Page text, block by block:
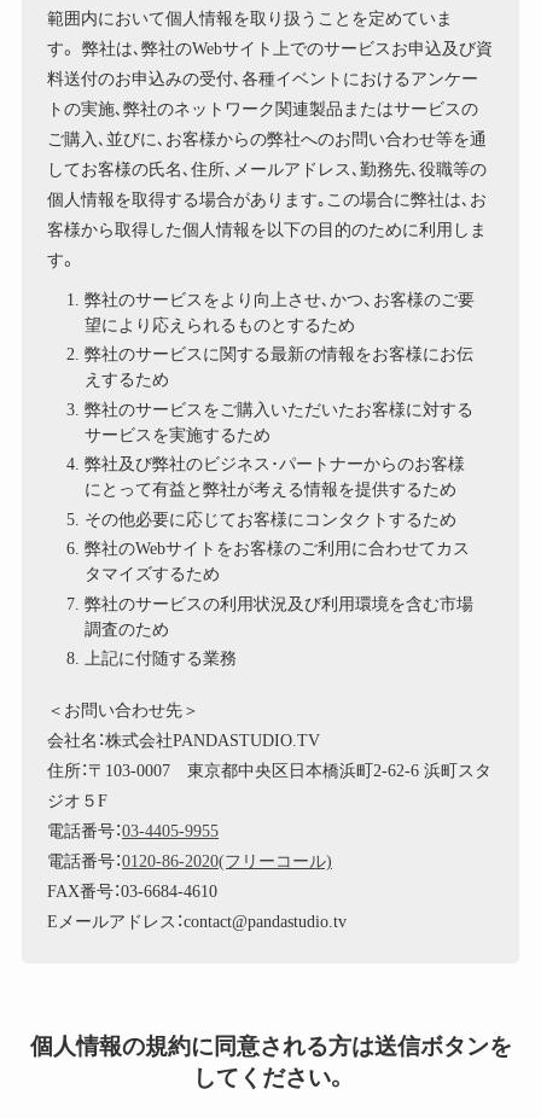
範囲内において個人情報を取り扱うことを定めていま
す。 弊社は､弊社のWebサイト上でのサービスお申込及び資
料送付のお申込みの受付､各種イベントにおけるアンケー
トの実施､弊社のネットワーク関連製品またはサービスの
ご購入､並びに､お客様からの弊社へのお問い合わせ等を通
してお客様の氏名､住所､メールアドレス､勤務先､役職等の
個人情報を取得する場合があります｡この場合に弊社は､お
客様から取得した個人情報を以下の目的のために利用しま
す。
弊社のサービスをより向上させ､かつ、お客様のご要
望により応えられるものとするため
弊社のサービスに関する最新の情報をお客様にお伝
えするため
弊社のサービスをご購入いただいたお客様に対する
サービスを実施するため
弊社及び弊社のビジネス･パートナーからのお客様
にとって有益と弊社が考える情報を提供するため
その他必要に応じてお客様にコンタクトするため
弊社のWebサイトをお客様のご利用に合わせてカス
タマイズするため
弊社のサービスの利用状況及び利用環境を含む市場
調査のため
上記に付随する業務
＜お問い合わせ先＞
会社名：株式会社PANDASTUDIO.TV
住所：〒103-0007 東京都中央区日本橋浜町2-62-6 浜町スタ
ジオ５F
電話番号：03-4405-9955
電話番号：0120-86-2020(フリーコール)
FAX番号：03-6684-4610
Eメールアドレス：contact@pandastudio.tv
個人情報の規約に同意される方は送信ボタンを
してください。